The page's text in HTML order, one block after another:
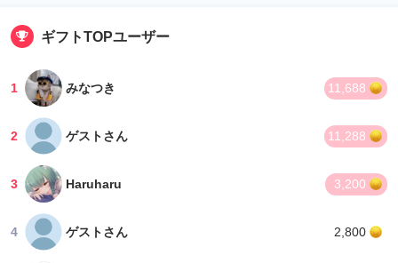
ギフトTOPユーザー
1 みなつき 11,688
2 ゲストさん 11,288
3 Haruharu 3,200
4 ゲストさん 2,800